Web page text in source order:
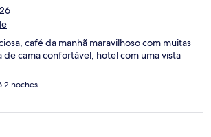
café da manhã maravilhoso com muitas
de cama confortável, hotel com uma vista
2 noches